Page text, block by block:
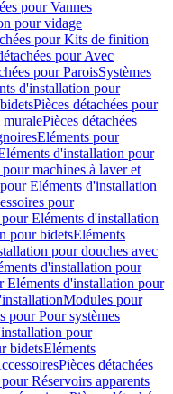
pour Vannes
pour vidage
pour Kits de finition
pour Avec
pour ParoisSystèmes
d'installation pour
Pièces détachées pour
muralePièces détachées
Eléments pour
d'installation pour
machines à laver et
Eléments d'installation
pour
pour Eléments d'installation
pour bidetsEléments
pour douches avec
d'installation pour
Eléments d'installation pour
Modules pour
pour Pour systèmes
pour
bidetsEléments
Pièces détachées
Réservoirs apparents